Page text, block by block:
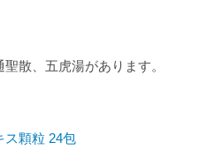
散、五虎湯があります。
ス顆粒 24包